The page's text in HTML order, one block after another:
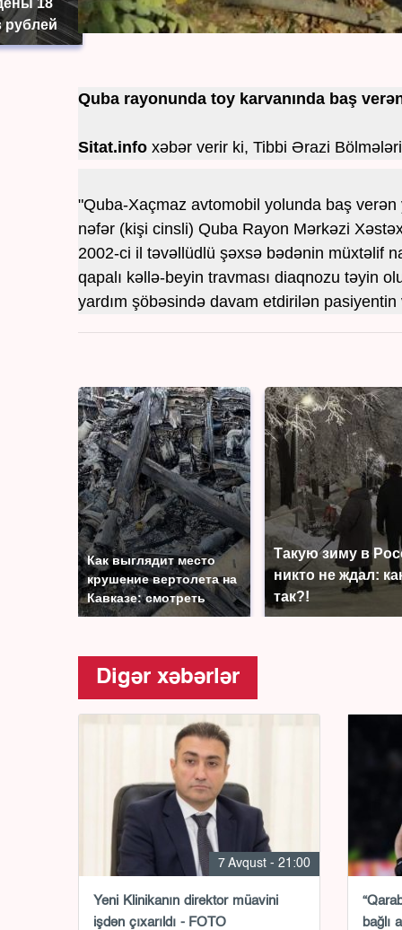
18
рублей
Quba rayonunda toy karvanında baş
Sitat.info xəbər verir ki, Tibbi Ərazi
"Quba-Xaçmaz avtomobil yolunda baş
nəfər (kişi cinsli) Quba Rayon Mərkəzi
2002-ci il təvəllüdlü şəxsə bədənin müxtəlif
qapalı kəllə-beyin travması diaqnozu təyin
yardım şöbəsində davam etdirilən
Как выглядит место
крушение вертолета на
Кавказе: смотреть
Такую зиму в
никто не ждал:
так?!
Digər xəbərlər
7 Avqust - 21:00
Yeni Klinikanın direktor müavini
işdən çıxarıldı - FOTO
bağlı